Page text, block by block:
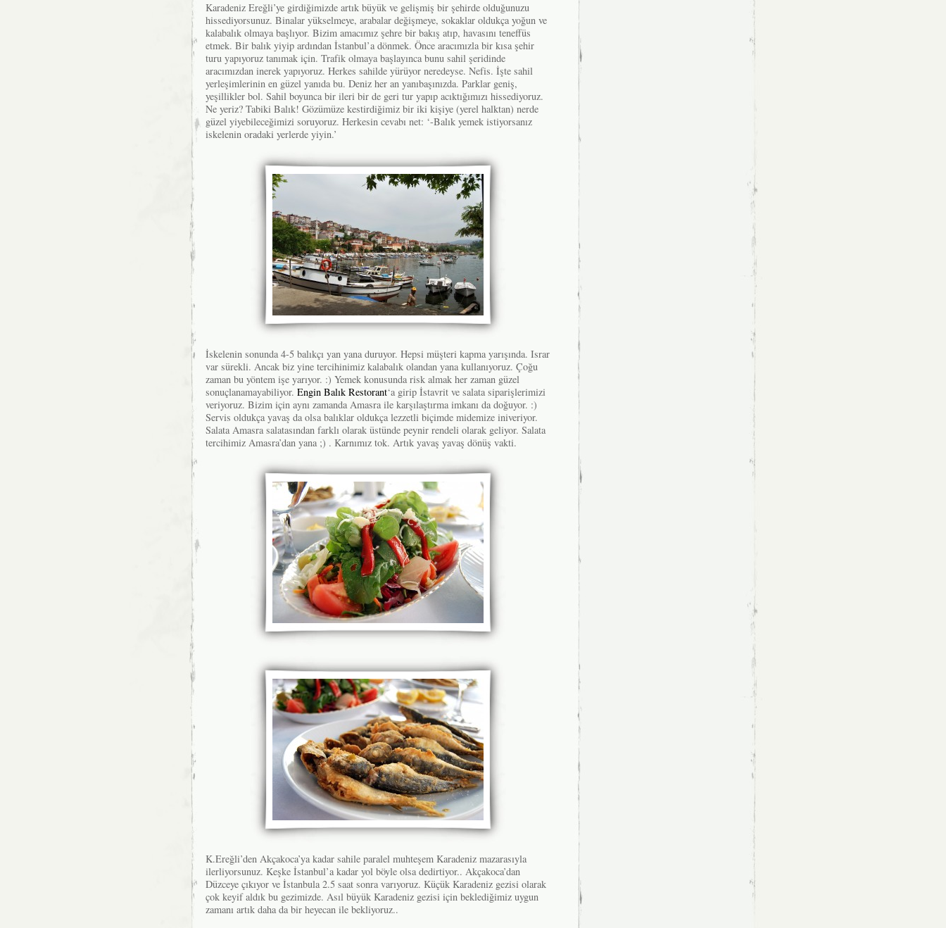
Karadeniz Ereğli’ye girdiğimizde artık büyük ve gelişmiş bir şehirde olduğunuzu
hissediyorsunuz. Binalar yükselmeye, arabalar değişmeye, sokaklar oldukça yoğun ve
kalabalık olmaya başlıyor. Bizim amacımız şehre bir bakış atıp, havasını teneffüs
etmek. Bir balık yiyip ardından İstanbul’a dönmek. Önce aracımızla bir kısa şehir
turu yapıyoruz tanımak için. Trafik olmaya başlayınca bunu sahil şeridinde
aracımızdan inerek yapıyoruz. Herkes sahilde yürüyor neredeyse. Nefis. İşte sahil
yerleşimlerinin en güzel yanıda bu. Deniz her an yanıbaşınızda. Parklar geniş,
yeşillikler bol. Sahil boyunca bir ileri bir de geri tur yapıp acıktığımızı hissediyoruz.
Ne yeriz? Tabiki Balık! Gözümüze kestirdiğimiz bir iki kişiye (yerel halktan) nerde
güzel yiyebileceğimizi soruyoruz. Herkesin cevabı net: ‘-Balık yemek istiyorsanız
iskelenin oradaki yerlerde yiyin.’
İskelenin sonunda 4-5 balıkçı yan yana duruyor. Hepsi müşteri kapma yarışında. Israr
var sürekli. Ancak biz yine tercihinimiz kalabalık olandan yana kullanıyoruz. Çoğu
zaman bu yöntem işe yarıyor. :) Yemek konusunda risk almak her zaman güzel
sonuçlanamayabiliyor. Engin Balık Restorant‘a girip İstavrit ve salata siparişlerimizi
veriyoruz. Bizim için aynı zamanda Amasra ile karşılaştırma imkanı da doğuyor. :)
Servis oldukça yavaş da olsa balıklar oldukça lezzetli biçimde midemize iniveriyor.
Salata Amasra salatasından farklı olarak üstünde peynir rendeli olarak geliyor. Salata
tercihimiz Amasra’dan yana ;) . Karnımız tok. Artık yavaş yavaş dönüş vakti.
K.Ereğli’den Akçakoca’ya kadar sahile paralel muhteşem Karadeniz mazarasıyla
ilerliyorsunuz. Keşke İstanbul’a kadar yol böyle olsa dedirtiyor.. Akçakoca’dan
Düzceye çıkıyor ve İstanbula 2.5 saat sonra varıyoruz. Küçük Karadeniz gezisi olarak
çok keyif aldık bu gezimizde. Asıl büyük Karadeniz gezisi için beklediğimiz uygun
zamanı artık daha da bir heyecan ile bekliyoruz..